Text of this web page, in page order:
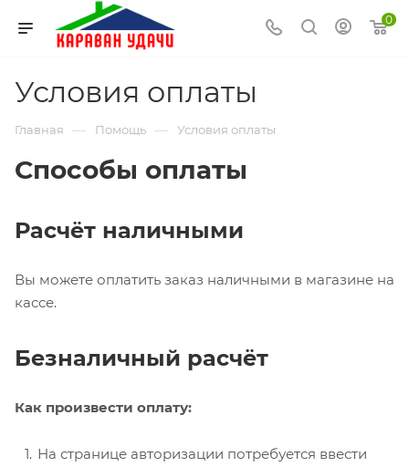
0
Условия оплаты
Главная — Помощь — Условия оплаты
Способы оплаты
Расчёт наличными
Вы можете оплатить заказ наличными в магазине на
кассе.
Безналичный расчёт
Как произвести оплату:
На странице авторизации потребуется ввести